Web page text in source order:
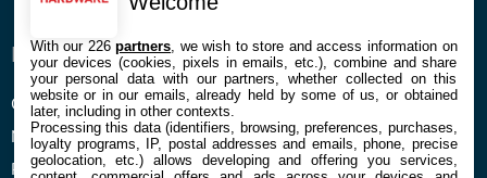
ENTREPRISE
Confidentialité et Cookies
Mentions légales et CGU
Préférences Cookies
À PROPOS
Contact
With our 226partners , we wish to store and access information on
your devices (cookies, pixels in emails, etc.), combine and share
your personal data with our partners, whether collected on this
website or in our emails, already held by some of us, or obtained
later, including in other contexts.
Processing this data (identifiers, browsing, preferences, purchases,
loyalty programs, IP, postal addresses and emails, phone, precise
geolocation, etc.) allows developing and offering you services,